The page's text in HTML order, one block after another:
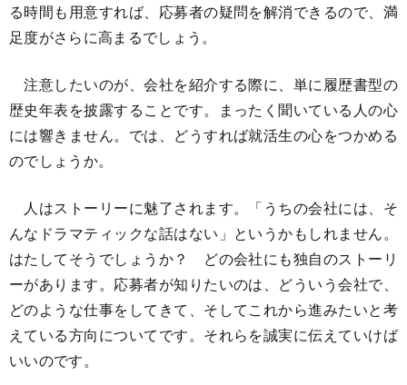
る時間も用意すれば、応募者の疑問を解消できるので、満
足度がさらに高まるでしょう。
注意したいのが、会社を紹介する際に、単に履歴書型の
歴史年表を披露することです。まったく聞いている人の心
には響きません。では、どうすれば就活生の心をつかめる
のでしょうか。
人はストーリーに魅了されます。「うちの会社には、そ
んなドラマティックな話はない」というかもしれません。
はたしてそうでしょうか？ どの会社にも独自のストーリ
ーがあります。応募者が知りたいのは、どういう会社で、
どのような仕事をしてきて、そしてこれから進みたいと考
えている方向についてです。それらを誠実に伝えていけば
いいのです。